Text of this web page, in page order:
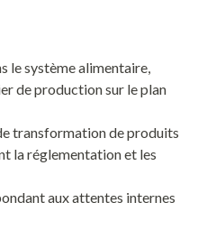
le système alimentaire,
de production sur le plan
transformation de produits
la réglementation et les
aux attentes internes